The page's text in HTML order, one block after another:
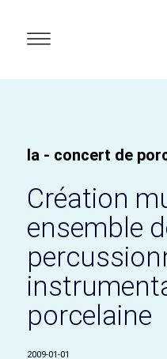
la - concert de
Création
ensemble
porcelaine
2009-01-01